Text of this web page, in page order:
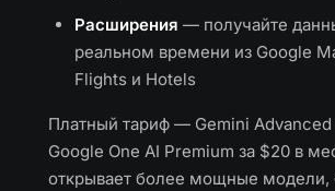
Расширения — получайте
реальном времени из Google
Flights и Hotels
Платный тариф — Gemini Advanced
Google One AI Premium за $20 в
открывает более мощные модели,